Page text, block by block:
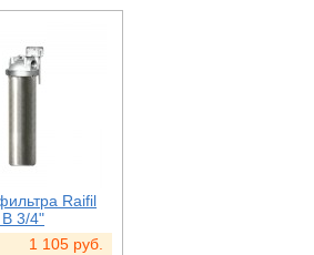
Raifil
3/4"
1 105 руб.